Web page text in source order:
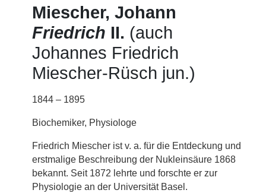
Miescher, Johann
Friedrich II. (auch
Johannes Friedrich
Miescher-Rüsch jun.)
1844 – 1895
Biochemiker, Physiologe
Friedrich Miescher ist v. a. für die Entdeckung und
erstmalige Beschreibung der Nukleinsäure 1868
bekannt. Seit 1872 lehrte und forschte er zur
Physiologie an der Universität Basel.